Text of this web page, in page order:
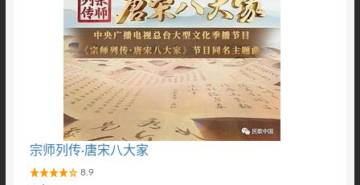
宗师列传·唐宋八大家
8.9